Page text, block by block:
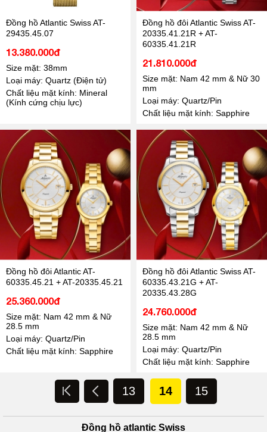
Đồng hồ Atlantic Swiss AT-
29435.45.07
13.380.000đ
Size mặt: 38mm
Loại máy: Quartz (Điện tử)
Chất liệu mặt kính: Mineral
(Kính cứng chịu lực)
Đồng hồ đôi Atlantic Swiss AT-
20335.41.21R + AT-
60335.41.21R
21.810.000đ
Size mặt: Nam 42 mm & Nữ 30
mm
Loại máy: Quartz/Pin
Chất liệu mặt kính: Sapphire
Đồng hồ đôi Atlantic AT-
60335.45.21 + AT-20335.45.21
25.360.000đ
Size mặt: Nam 42 mm & Nữ
28.5 mm
Loại máy: Quartz/Pin
Chất liệu mặt kính: Sapphire
Đồng hồ đôi Atlantic Swiss AT-
60335.43.21G + AT-
20335.43.28G
24.760.000đ
Size mặt: Nam 42 mm & Nữ
28.5 mm
Loại máy: Quartz/Pin
Chất liệu mặt kính: Sapphire
13 14 15
Đồng hồ atlantic Swiss